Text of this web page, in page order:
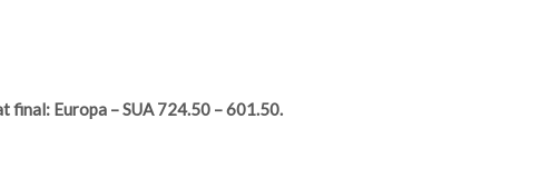
final: Europa – SUA 724.50 – 601.50.